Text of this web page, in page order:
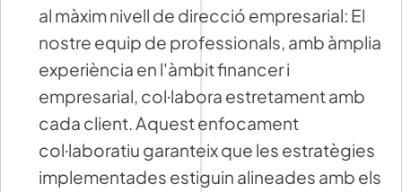
al màxim nivell de direcció empresarial: El
nostre equip de professionals, amb àmplia
experiència en l'àmbit financer i
empresarial, col·labora estretament amb
cada client. Aquest enfocament
col·laboratiu garanteix que les estratègies
implementades estiguin alineades amb els